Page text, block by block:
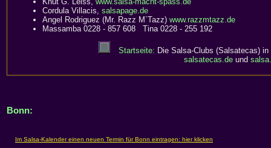
Cordula Villacis, salsapage.de
Angel Rodriguez (Mr. Razz M`Tazz) www.razzmtazz.de
Massamba 0228 - 857 608 Tina 0228 - 255 192
Startseite: Die Salsa-Clubs (Salsatecas)
salsatecas.de und
Bonn: